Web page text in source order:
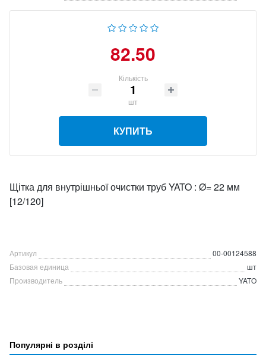
82.50
Кількість
шт
КУПИТЬ
Щітка для внутрішньої очистки труб YATO : Ø= 22 мм
[12/120]
Артикул
00-00124588
Базовая единица
шт
Производитель
YATO
Популярні в розділі